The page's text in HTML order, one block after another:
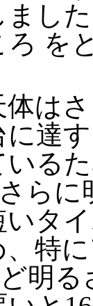
し
ろ を
は
に達
る
ら
いタ
特
明